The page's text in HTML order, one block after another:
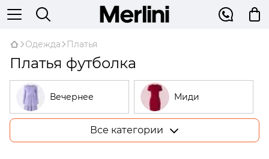
Одежда Платья
Платья футболка
Вечернее Миди
размеры
В рубчик
Все категории